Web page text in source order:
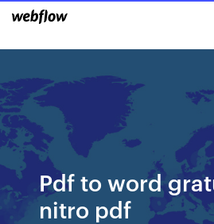
Pdf to word
nitro pdf